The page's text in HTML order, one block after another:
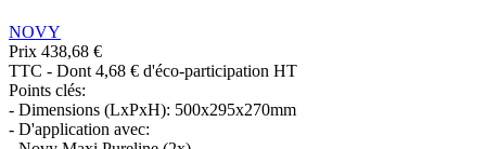
NOVY
Prix 438,68 €
TTC - Dont 4,68 € d'éco-participation HT
Points clés:
- Dimensions (LxPxH): 500x295x270mm
- D'application avec: